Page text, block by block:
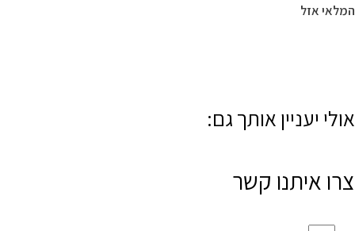
המלאי אזל
אולי יעניין אותך גם:
צרו איתנו קשר